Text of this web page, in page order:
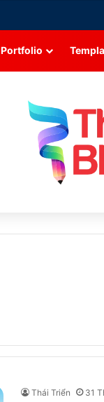
Portfolio
Thái Triển 31